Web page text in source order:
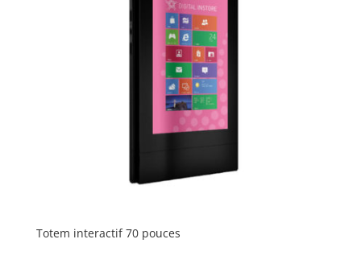
Totem interactif 70 pouces